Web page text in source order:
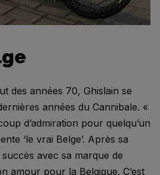
des années 70, Ghislain se
années du Cannibale. «
d’admiration pour quelqu’un
‘le vrai Belge’. Après sa
avec sa marque de
amour pour la Belgique. C’est